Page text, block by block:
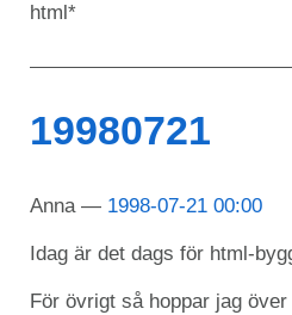
html*
19980721
Anna 1998-07-21 00:00
Idag är det dags för html-
För övrigt så hoppar jag